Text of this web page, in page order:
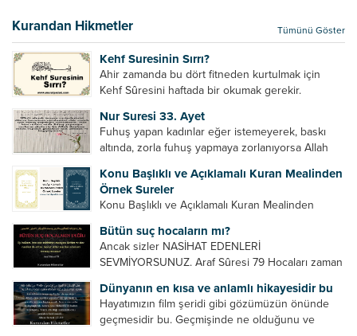
elçilik yaptığı makam adına teşri yapamaz. Sadece
elçi kelimesinin manasından...
Kurandan Hikmetler Tümünü Göster
Kehf Suresinin Sırrı?
Ahir zamanda bu dört fitneden kurtulmak için
Kehf Sûresini haftada bir okumak gerekir.
din algısı, yanlış din öğreten hoca algısını yenmek
vb. Dini doğru...
Nur Suresi 33. Ayet
Fuhuş yapan kadınlar eğer istemeyerek, baskı
altında, zorla fuhuş yapmaya zorlanıyorsa Allah
cariyelerinizi dünya hayatının menfaatini elde
etmek için fuhuş yapmaya zorlamayın. Her...
Konu Başlıklı ve Açıklamalı Kuran Mealinden
Örnek Sureler
Konu Başlıklı ve Açıklamalı Kuran Mealinden
Bütün suç hocaların mı?
Ancak sizler NASİHAT EDENLERİ
SEVMİYORSUNUZ. Araf Sûresi 79 Hocaları zaman
geliştirmeleri hususunda bazen açık bazen gizli
tenkitlerde bulunmuşuzdur. Örneğin hocalarda
olması gereken hususları sıralar ve...
Dünyanın en kısa ve anlamlı hikayesidir bu
Hayatımızın film şeridi gibi gözümüzün önünde
geçmesidir bu. Geçmişinde ne olduğunu ve